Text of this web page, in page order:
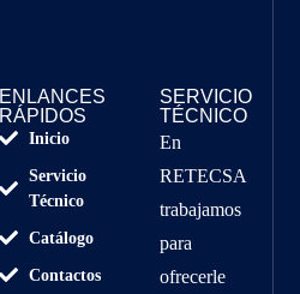
ENLANCES
RÁPIDOS
Inicio
Servicio
Técnico
Catálogo
Contactos
SERVICIO
TÉCNICO
En
RETECSA
trabajamos
para
ofrecerle